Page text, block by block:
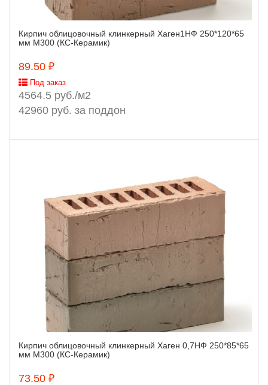
Заказать
Кирпич облицовочный клинкерный Хаген1НФ 250*120*65
мм М300 (КС-Керамик)
89.50 ₽
Под заказ
4564.5 руб./м2
42960 руб. за поддон
Заказать
Кирпич облицовочный клинкерный Хаген 0,7НФ 250*85*65
мм М300 (КС-Керамик)
73.50 ₽